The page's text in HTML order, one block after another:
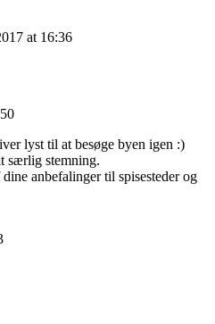
at 16:36
lyst til at besøge byen igen :)
særlig stemning.
anbefalinger til spisesteder og